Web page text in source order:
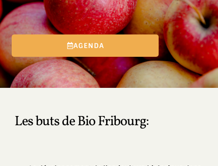
AGENDA
Les buts de Bio Fribourg: